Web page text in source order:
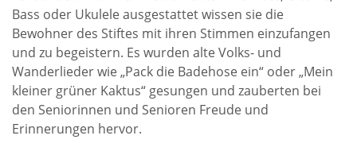
Bass oder Ukulele ausgestattet wissen sie die
Bewohner des Stiftes mit ihren Stimmen einzufangen
und zu begeistern. Es wurden alte Volks- und
Wanderlieder wie „Pack die Badehose ein“ oder „Mein
kleiner grüner Kaktus“ gesungen und zauberten bei
den Seniorinnen und Senioren Freude und
Erinnerungen hervor.